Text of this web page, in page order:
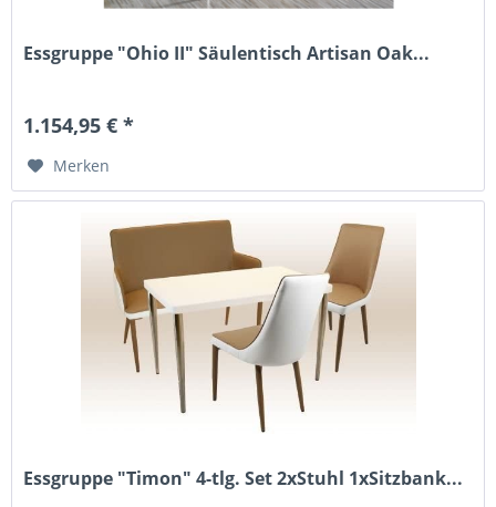
Essgruppe "Ohio II" Säulentisch Artisan Oak...
1.154,95 € *
Merken
Essgruppe "Timon" 4-tlg. Set 2xStuhl 1xSitzbank...